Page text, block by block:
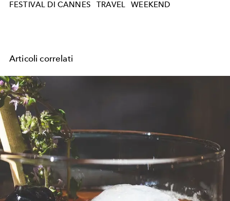
FESTIVAL DI CANNES TRAVEL WEEKEND
Articoli correlati